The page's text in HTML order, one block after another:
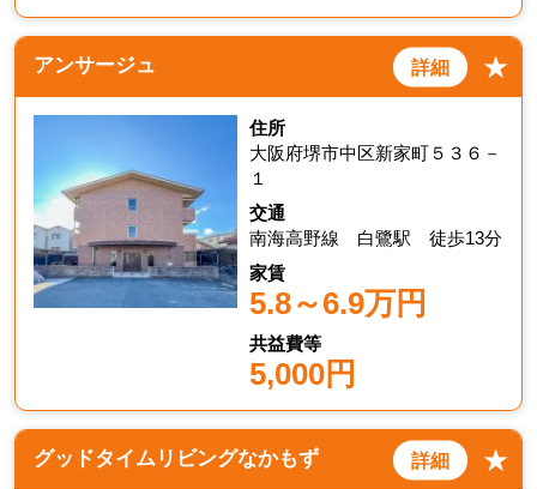
アンサージュ ★
詳細
住所
大阪府堺市中区新家町５３６－
１
交通
南海高野線 白鷺駅 徒歩13分
家賃
5.8～6.9万円
共益費等
5,000円
グッドタイムリビングなかもず ★
詳細